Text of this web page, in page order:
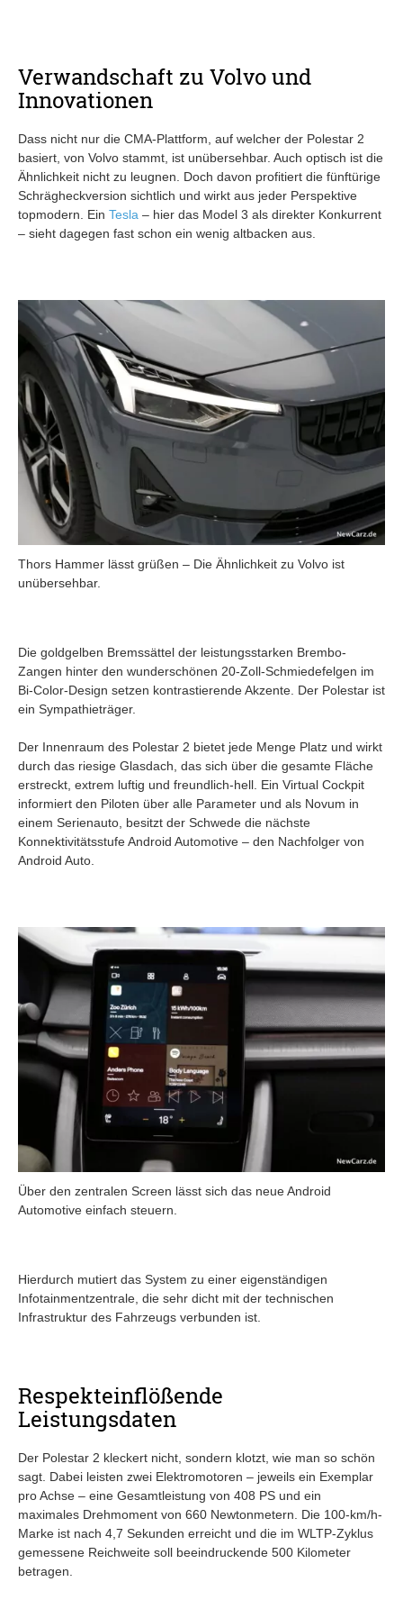
Verwandschaft zu Volvo und
Innovationen
Dass nicht nur die CMA-Plattform, auf welcher der Polestar 2
basiert, von Volvo stammt, ist unübersehbar. Auch optisch ist die
Ähnlichkeit nicht zu leugnen. Doch davon profitiert die fünftürige
Schrägheckversion sichtlich und wirkt aus jeder Perspektive
topmodern. Ein Tesla – hier das Model 3 als direkter Konkurrent
– sieht dagegen fast schon ein wenig altbacken aus.
Thors Hammer lässt grüßen – Die Ähnlichkeit zu Volvo ist
unübersehbar.
Die goldgelben Bremssättel der leistungsstarken Brembo-
Zangen hinter den wunderschönen 20-Zoll-Schmiedefelgen im
Bi-Color-Design setzen kontrastierende Akzente. Der Polestar ist
ein Sympathieträger.
Der Innenraum des Polestar 2 bietet jede Menge Platz und wirkt
durch das riesige Glasdach, das sich über die gesamte Fläche
erstreckt, extrem luftig und freundlich-hell. Ein Virtual Cockpit
informiert den Piloten über alle Parameter und als Novum in
einem Serienauto, besitzt der Schwede die nächste
Konnektivitätsstufe Android Automotive – den Nachfolger von
Android Auto.
Über den zentralen Screen lässt sich das neue Android
Automotive einfach steuern.
Hierdurch mutiert das System zu einer eigenständigen
Infotainmentzentrale, die sehr dicht mit der technischen
Infrastruktur des Fahrzeugs verbunden ist.
Respekteinflößende
Leistungsdaten
Der Polestar 2 kleckert nicht, sondern klotzt, wie man so schön
sagt. Dabei leisten zwei Elektromotoren – jeweils ein Exemplar
pro Achse – eine Gesamtleistung von 408 PS und ein
maximales Drehmoment von 660 Newtonmetern. Die 100-km/h-
Marke ist nach 4,7 Sekunden erreicht und die im WLTP-Zyklus
gemessene Reichweite soll beeindruckende 500 Kilometer
betragen.